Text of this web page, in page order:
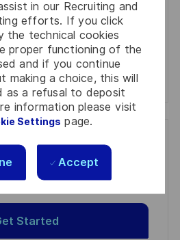
in our Recruiting and
efforts. If you click
the technical cookies
proper functioning of the
and if you continue
making a choice, this will
as a refusal to deposit
information please visit
Settings page.
Accept
Activate
recommendations
interests.
Started